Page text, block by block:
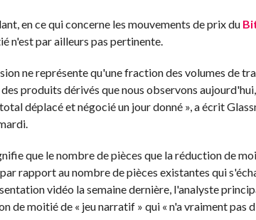
en ce qui concerne les mouvements de prix du
n'est par ailleurs pas pertinente.
ne représente qu'une fraction des volumes de
produits dérivés que nous observons
déplacé et négocié un jour donné », a écrit
que le nombre de pièces que la réduction de
rapport au nombre de pièces existantes qui
vidéo la semaine dernière, l'analyste
de moitié de « jeu narratif » qui « n'a vraiment pas